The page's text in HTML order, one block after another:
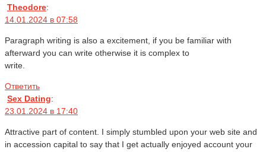
Theodore:
14.01.2024 в 07:58
Paragraph writing is also a excitement, if you be familiar with
afterward you can write otherwise it is complex to
write.
Ответить
Sex Dating:
23.01.2024 в 17:40
Attractive part of content. I simply stumbled upon your web site and
in accession capital to say that I get actually enjoyed account your